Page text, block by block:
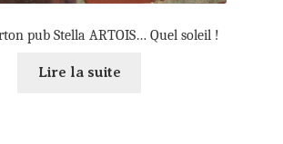
pub Stella ARTOIS… Quel soleil !
Lire la suite